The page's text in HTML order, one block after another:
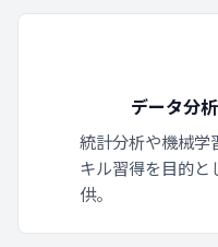
データ分
統計分析や機械学
キル習得を目的と
供。